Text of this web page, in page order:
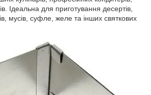
Ідеальна для приготування десертів,
мусів, суфле, желе та інших святкових